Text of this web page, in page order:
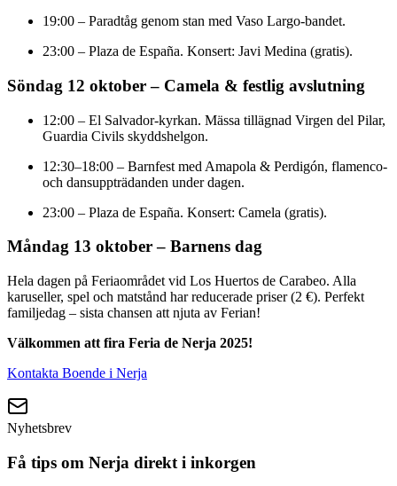
19:00 – Paradtåg genom stan med Vaso Largo-bandet.
23:00 – Plaza de España. Konsert: Javi Medina (gratis).
Söndag 12 oktober – Camela & festlig avslutning
12:00 – El Salvador-kyrkan. Mässa tillägnad Virgen del Pilar,
Guardia Civils skyddshelgon.
12:30–18:00 – Barnfest med Amapola & Perdigón, flamenco-
och dansuppträdanden under dagen.
23:00 – Plaza de España. Konsert: Camela (gratis).
Måndag 13 oktober – Barnens dag
Hela dagen på Feriaområdet vid Los Huertos de Carabeo. Alla
karuseller, spel och matstånd har reducerade priser (2 €). Perfekt
familjedag – sista chansen att njuta av Ferian!
Välkommen att fira Feria de Nerja 2025!
Kontakta Boende i Nerja
Nyhetsbrev
Få tips om Nerja direkt i inkorgen